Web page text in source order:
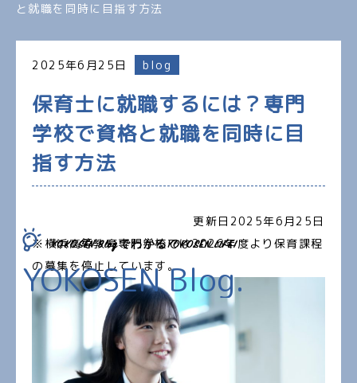
YOKOSEN BlogでわかるYOKOSEN LIFE!
YOKOSEN Blog.
と就職を同時に目指す方法
2025年6月25日 blog
保育士に就職するには？専門
学校で資格と就職を同時に目
指す方法
更新日2025年6月25日
※横浜高等教育専門学校では2026年度より保育課程
の募集を停止しています。